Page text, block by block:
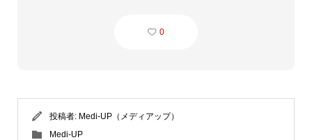
0
投稿者: Medi-UP（メディアップ）
Medi-UP